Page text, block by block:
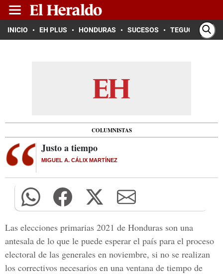
INICIO EH PLUS HONDURAS SUCESOS TEGUCIGALPA
COLUMNISTAS
Justo a tiempo
MIGUEL A. CÁLIX MARTÍNEZ
Las elecciones primarias 2021 de Honduras son una
antesala de lo que le puede esperar el país para el proceso
electoral de las generales en noviembre, si no se realizan
los correctivos necesarios en una ventana de tiempo de